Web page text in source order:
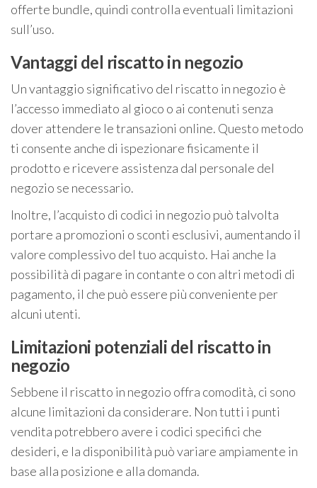
offerte bundle, quindi controlla eventuali limitazioni
sull’uso.
Vantaggi del riscatto in negozio
Un vantaggio significativo del riscatto in negozio è
l’accesso immediato al gioco o ai contenuti senza
dover attendere le transazioni online. Questo metodo
ti consente anche di ispezionare fisicamente il
prodotto e ricevere assistenza dal personale del
negozio se necessario.
Inoltre, l’acquisto di codici in negozio può talvolta
portare a promozioni o sconti esclusivi, aumentando il
valore complessivo del tuo acquisto. Hai anche la
possibilità di pagare in contante o con altri metodi di
pagamento, il che può essere più conveniente per
alcuni utenti.
Limitazioni potenziali del riscatto in
negozio
Sebbene il riscatto in negozio offra comodità, ci sono
alcune limitazioni da considerare. Non tutti i punti
vendita potrebbero avere i codici specifici che
desideri, e la disponibilità può variare ampiamente in
base alla posizione e alla domanda.